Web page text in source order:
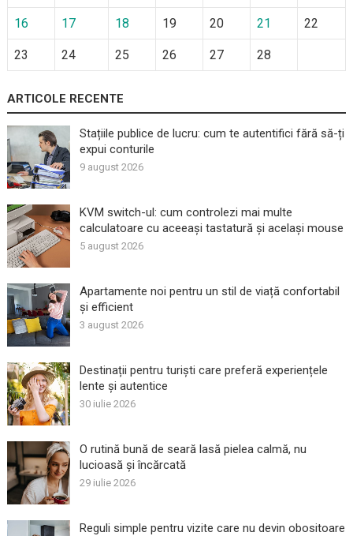
16 17 18 19 20 21 22
23 24 25 26 27 28
ARTICOLE RECENTE
Stațiile publice de lucru: cum te autentifici fără să-ți
expui conturile
9 august 2026
KVM switch-ul: cum controlezi mai multe
calculatoare cu aceeași tastatură și același mouse
5 august 2026
Apartamente noi pentru un stil de viață confortabil
și efficient
3 august 2026
Destinații pentru turiști care preferă experiențele
lente și autentice
30 iulie 2026
O rutină bună de seară lasă pielea calmă, nu
lucioasă și încărcată
29 iulie 2026
Reguli simple pentru vizite care nu devin obositoare